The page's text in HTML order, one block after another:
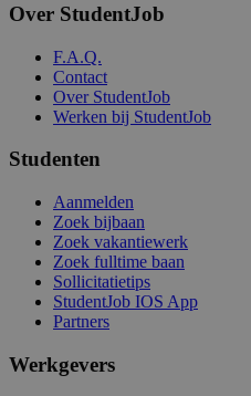
Over StudentJob
F.A.Q.
Contact
Over StudentJob
Werken bij StudentJob
Studenten
Aanmelden
Zoek bijbaan
Zoek vakantiewerk
Zoek fulltime baan
Sollicitatietips
StudentJob IOS App
Partners
Werkgevers